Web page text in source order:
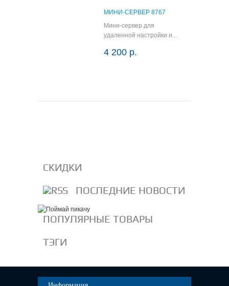
МИНИ-СЕРВЕР 8767
Мини-сервер для
удаленной настройки и...
4 200 р.
СКИДКИ
ПОСЛЕДНИЕ НОВОСТИ
ПОПУЛЯРНЫЕ ТОВАРЫ
ТЭГИ